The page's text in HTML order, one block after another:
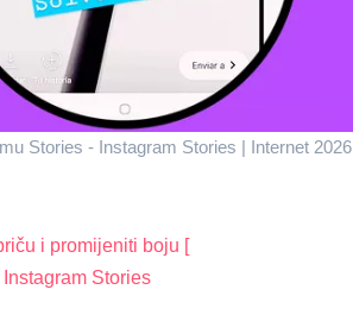
Stories - Instagram Stories | Internet 2026
i promijeniti boju [
Stories